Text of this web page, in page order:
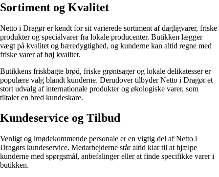
Sortiment og Kvalitet
Netto i Dragør er kendt for sit varierede sortiment af dagligvarer, friske
produkter og specialvarer fra lokale producenter. Butikken lægger
vægt på kvalitet og bæredygtighed, og kunderne kan altid regne med
friske varer af høj kvalitet.
Butikkens friskbagte brød, friske grøntsager og lokale delikatesser er
populære valg blandt kunderne. Derudover tilbyder Netto i Dragør et
stort udvalg af internationale produkter og økologiske varer, som
tiltaler en bred kundeskare.
Kundeservice og Tilbud
Venligt og imødekommende personale er en vigtig del af Netto i
Dragørs kundeservice. Medarbejderne står altid klar til at hjælpe
kunderne med spørgsmål, anbefalinger eller at finde specifikke varer i
butikken.